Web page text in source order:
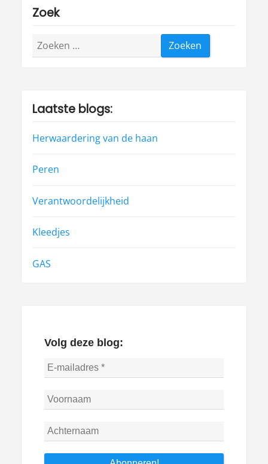
Zoek
Zoeken
naar:
Laatste blogs:
Herwaardering van de haan
Peren
Verantwoordelijkheid
Kleedjes
GAS
Volg deze blog: